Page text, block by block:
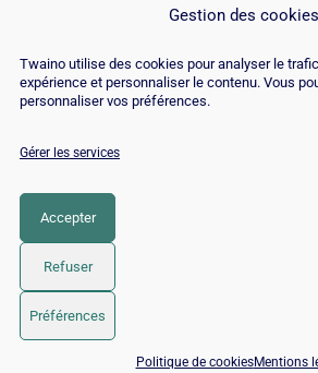
Gestion des cookies
Twaino utilise des cookies pour analyser le
expérience et personnaliser le contenu. Vous
personnaliser vos préférences.
Gérer les services
Accepter
Refuser
Préférences
Politique de cookiesMentions
© Copyright 2026 |
Recrutements
📅 Réserver 15 min avec un